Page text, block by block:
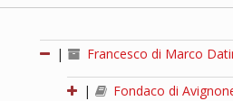
| Francesco di Marco
|
Fondaco di